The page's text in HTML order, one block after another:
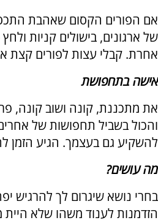
אם הפורים הקסום שאהבת
של ארגונים, בישולים קניות
אחרת. קבלי עצות לפורים קצת
אישה בתחפושת
את מתכננת, קונה ושוב קונה,
והכול בשביל תחפושות של
להשקיע גם בעצמך. הגיע הזמן
מה עושים?
בחרי נושא שיגרום לך להרגיש
הזדמנות לענוד משהו שלא היית